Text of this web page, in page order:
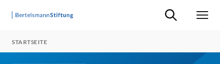
Suche ein-/
STARTSEITE